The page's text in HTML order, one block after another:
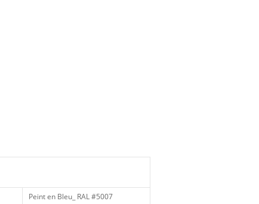
Peint en Bleu_ RAL #5007